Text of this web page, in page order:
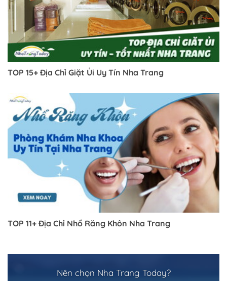
TOP 15+ Địa Chỉ Giặt Ủi Uy Tín Nha Trang
TOP 11+ Địa Chỉ Nhổ Răng Khôn Nha Trang
Nên chọn Nha Trang Today?